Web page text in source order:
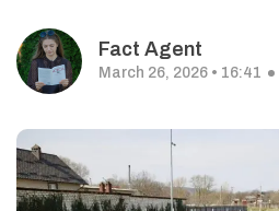
Fact Agent
March 26, 2026 • 16:41